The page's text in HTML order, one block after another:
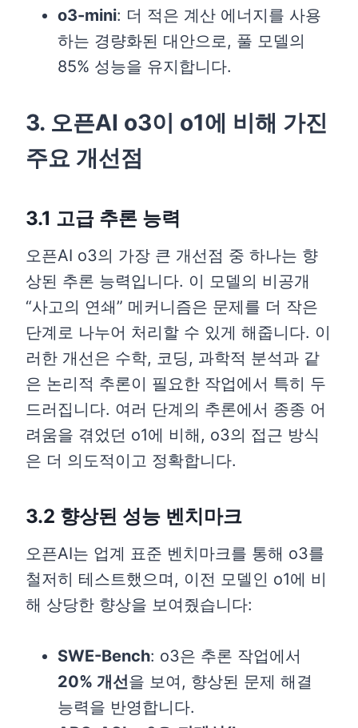
o3-mini: 더 적은 계산 에너지를 사용
하는 경량화된 대안으로, 풀 모델의
85% 성능을 유지합니다.
3. 오픈AI o3이 o1에 비해 가진
주요 개선점
3.1 고급 추론 능력
오픈AI o3의 가장 큰 개선점 중 하나는 향
상된 추론 능력입니다. 이 모델의 비공개
“사고의 연쇄” 메커니즘은 문제를 더 작은
단계로 나누어 처리할 수 있게 해줍니다. 이
러한 개선은 수학, 코딩, 과학적 분석과 같
은 논리적 추론이 필요한 작업에서 특히 두
드러집니다. 여러 단계의 추론에서 종종 어
려움을 겪었던 o1에 비해, o3의 접근 방식
은 더 의도적이고 정확합니다.
3.2 향상된 성능 벤치마크
오픈AI는 업계 표준 벤치마크를 통해 o3를
철저히 테스트했으며, 이전 모델인 o1에 비
해 상당한 향상을 보여줬습니다:
SWE-Bench: o3은 추론 작업에서
20% 개선을 보여, 향상된 문제 해결
능력을 반영합니다.